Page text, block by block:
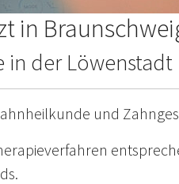
in
in der Löwenstadt
und